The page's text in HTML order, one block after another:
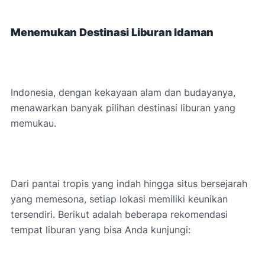
Menemukan Destinasi Liburan Idaman
Indonesia, dengan kekayaan alam dan budayanya,
menawarkan banyak pilihan destinasi liburan yang
memukau.
Dari pantai tropis yang indah hingga situs bersejarah
yang memesona, setiap lokasi memiliki keunikan
tersendiri. Berikut adalah beberapa rekomendasi
tempat liburan yang bisa Anda kunjungi: